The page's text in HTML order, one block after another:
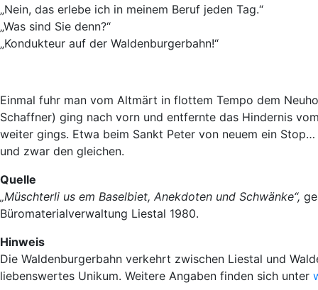
„Nein, das erlebe ich in meinem Beruf jeden Tag.“
„Was sind Sie denn?“
„Kondukteur auf der Waldenburgerbahn!“
Einmal fuhr man vom Altmärt in flottem Tempo dem
Schaffner) ging nach vorn und entfernte das Hindernis
weiter gings. Etwa beim Sankt Peter von neuem ein
und zwar den gleichen.
Quelle
„Müschterli us em Baselbiet, Anekdoten und Schwänke“,
Büromaterialverwaltung Liestal 1980.
Hinweis
Die Waldenburgerbahn verkehrt zwischen Liestal und
liebenswertes Unikum. Weitere Angaben finden sich unter